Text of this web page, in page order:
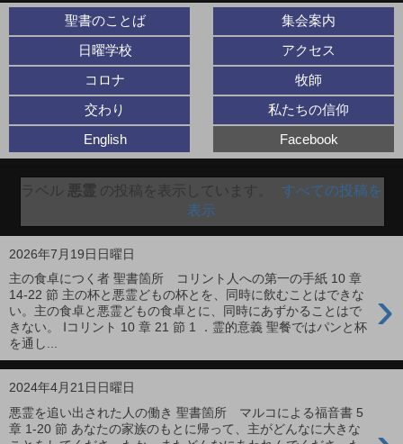
聖書のことば
集会案内
日曜学校
アクセス
コロナ
牧師
交わり
私たちの信仰
English
Facebook
ラベル 悪霊 の投稿を表示しています。
すべての投稿を
表示
2026年7月19日日曜日
›
主の食卓につく者 聖書箇所 コリント人への第一の手紙 10 章
14-22 節 主の杯と悪霊どもの杯とを、同時に飲むことはできな
い。主の食卓と悪霊どもの食卓とに、同時にあずかることはで
きない。 Ⅰコリント 10 章 21 節 1 ．霊的意義 聖餐ではパンと杯
を通し...
2024年4月21日日曜日
悪霊を追い出された人の働き 聖書箇所 マルコによる福音書 5
章 1-20 節 あなたの家族のもとに帰って、主がどんなに大きな